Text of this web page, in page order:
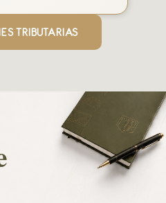
TRIBUTARIAS